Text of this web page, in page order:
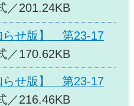
／201.24KB
らせ版】 第23-17
／170.62KB
らせ版】 第23-17
／216.46KB